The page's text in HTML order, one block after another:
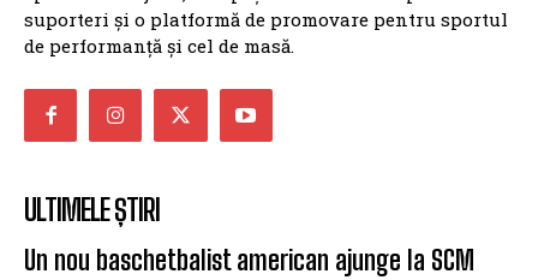
suporteri și o platformă de promovare pentru sportul
de performanță și cel de masă.
ULTIMELE ȘTIRI
Un nou baschetbalist american ajunge la SCM